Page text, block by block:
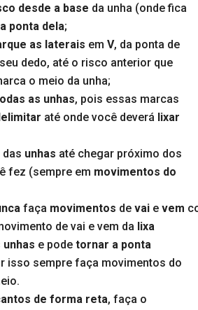
desde a base da unha (onde fica
ponta dela;
as laterais em V, da ponta de
dedo, até o risco anterior que
o meio da unha;
as unhas, pois essas marcas
até onde você deverá lixar
das unhas até chegar próximo dos
fez (sempre em movimentos do
faça movimentos de vai e vem
de vai e vem da lixa
e pode tornar a ponta
isso sempre faça movimentos do
de forma reta, faça o